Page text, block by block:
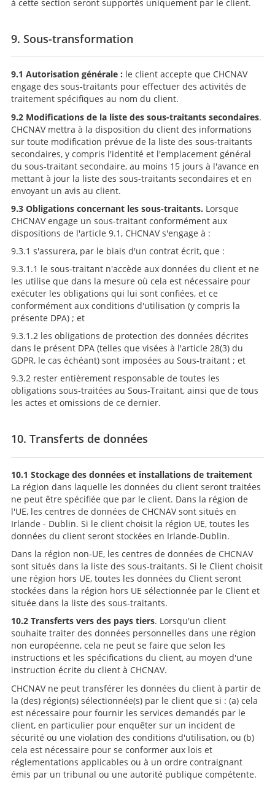
à cette section seront supportés uniquement par le client.
9. Sous-transformation
9.1 Autorisation générale : le client accepte que CHCNAV
engage des sous-traitants pour effectuer des activités de
traitement spécifiques au nom du client.
9.2 Modifications de la liste des sous-traitants secondaires.
CHCNAV mettra à la disposition du client des informations
sur toute modification prévue de la liste des sous-traitants
secondaires, y compris l'identité et l'emplacement général
du sous-traitant secondaire, au moins 15 jours à l'avance en
mettant à jour la liste des sous-traitants secondaires et en
envoyant un avis au client.
9.3 Obligations concernant les sous-traitants. Lorsque
CHCNAV engage un sous-traitant conformément aux
dispositions de l'article 9.1, CHCNAV s'engage à :
9.3.1 s'assurera, par le biais d'un contrat écrit, que :
9.3.1.1 le sous-traitant n'accède aux données du client et ne
les utilise que dans la mesure où cela est nécessaire pour
exécuter les obligations qui lui sont confiées, et ce
conformément aux conditions d'utilisation (y compris la
présente DPA) ; et
9.3.1.2 les obligations de protection des données décrites
dans le présent DPA (telles que visées à l'article 28(3) du
GDPR, le cas échéant) sont imposées au Sous-traitant ; et
9.3.2 rester entièrement responsable de toutes les
obligations sous-traitées au Sous-Traitant, ainsi que de tous
les actes et omissions de ce dernier.
10. Transferts de données
10.1 Stockage des données et installations de traitement
La région dans laquelle les données du client seront traitées
ne peut être spécifiée que par le client. Dans la région de
l'UE, les centres de données de CHCNAV sont situés en
Irlande - Dublin. Si le client choisit la région UE, toutes les
données du client seront stockées en Irlande-Dublin.
Dans la région non-UE, les centres de données de CHCNAV
sont situés dans la liste des sous-traitants. Si le Client choisit
une région hors UE, toutes les données du Client seront
stockées dans la région hors UE sélectionnée par le Client et
située dans la liste des sous-traitants.
10.2 Transferts vers des pays tiers. Lorsqu'un client
souhaite traiter des données personnelles dans une région
non européenne, cela ne peut se faire que selon les
instructions et les spécifications du client, au moyen d'une
instruction écrite du client à CHCNAV.
CHCNAV ne peut transférer les données du client à partir de
la (des) région(s) sélectionnée(s) par le client que si : (a) cela
est nécessaire pour fournir les services demandés par le
client, en particulier pour enquêter sur un incident de
sécurité ou une violation des conditions d'utilisation, ou (b)
cela est nécessaire pour se conformer aux lois et
réglementations applicables ou à un ordre contraignant
émis par un tribunal ou une autorité publique compétente.